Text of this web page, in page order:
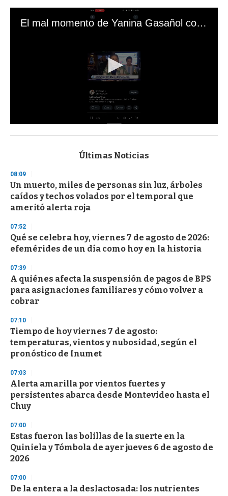
El mal momento de Yanina Gasañol con un hincha argentino en "Subrayado"
s
d
s
o
f
3
s
e
c
o
d
s
Últimas Noticias
08:09
Un muerto, miles de personas sin luz, árboles
caídos y techos volados por el temporal que
ameritó alerta roja
07:52
Qué se celebra hoy, viernes 7 de agosto de 2026:
efemérides de un día como hoy en la historia
07:39
A quiénes afecta la suspensión de pagos de BPS
para asignaciones familiares y cómo volver a
cobrar
07:10
Tiempo de hoy viernes 7 de agosto:
temperaturas, vientos y nubosidad, según el
pronóstico de Inumet
07:03
Alerta amarilla por vientos fuertes y
persistentes abarca desde Montevideo hasta el
Chuy
07:00
Estas fueron las bolillas de la suerte en la
Quiniela y Tómbola de ayer jueves 6 de agosto de
2026
07:00
De la entera a la deslactosada: los nutrientes